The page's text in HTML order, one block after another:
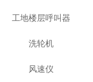
工地楼层呼叫器
洗轮机
风速仪